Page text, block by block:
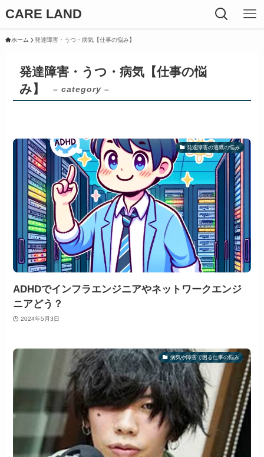
CARE LAND
ホーム 発達障害・うつ・病気【仕事の悩み】
発達障害・うつ・病気【仕事の悩
み】
– category –
発達障害の適職の悩み
ADHDでインフラエンジニアやネットワークエンジ
ニアどう？
2024年5月3日
病気や障害で困る仕事の悩み